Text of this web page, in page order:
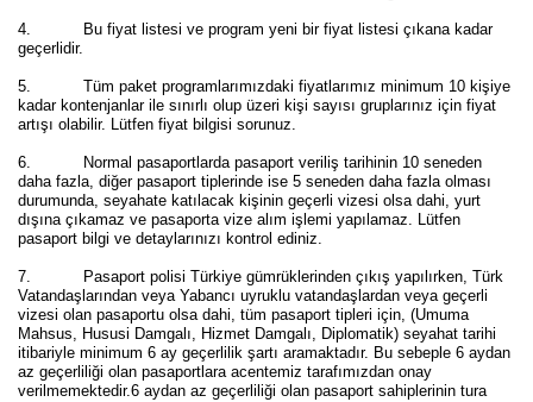
4. Bu fiyat listesi ve program yeni bir fiyat listesi çıkana kadar
geçerlidir.
5. Tüm paket programlarımızdaki fiyatlarımız minimum 10 kişiye
kadar kontenjanlar ile sınırlı olup üzeri kişi sayısı gruplarınız için fiyat
artışı olabilir. Lütfen fiyat bilgisi sorunuz.
6. Normal pasaportlarda pasaport veriliş tarihinin 10 seneden
daha fazla, diğer pasaport tiplerinde ise 5 seneden daha fazla olması
durumunda, seyahate katılacak kişinin geçerli vizesi olsa dahi, yurt
dışına çıkamaz ve pasaporta vize alım işlemi yapılamaz. Lütfen
pasaport bilgi ve detaylarınızı kontrol ediniz.
7. Pasaport polisi Türkiye gümrüklerinden çıkış yapılırken, Türk
Vatandaşlarından veya Yabancı uyruklu vatandaşlardan veya geçerli
vizesi olan pasaportu olsa dahi, tüm pasaport tipleri için, (Umuma
Mahsus, Hususi Damgalı, Hizmet Damgalı, Diplomatik) seyahat tarihi
itibariyle minimum 6 ay geçerlilik şartı aramaktadır. Bu sebeple 6 aydan
az geçerliliği olan pasaportlara acentemiz tarafımızdan onay
verilmemektedir.6 aydan az geçerliliği olan pasaport sahiplerinin tura